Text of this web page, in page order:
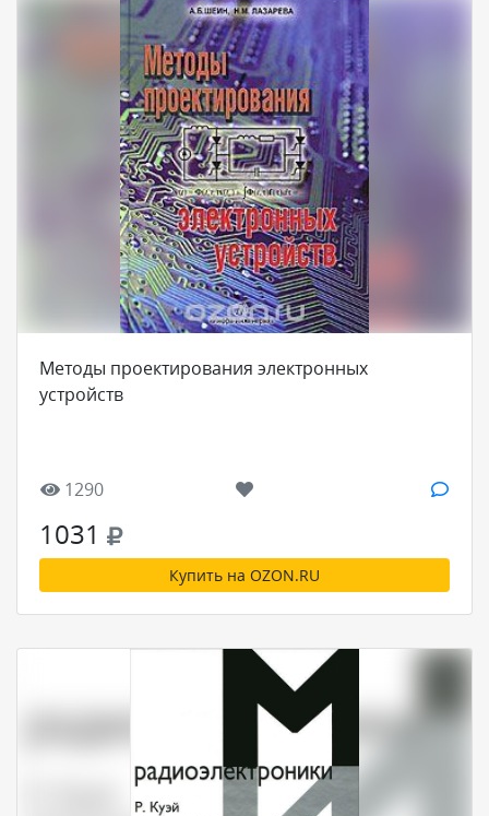
Методы проектирования электронных
устройств
1290
1031
Купить на OZON.RU